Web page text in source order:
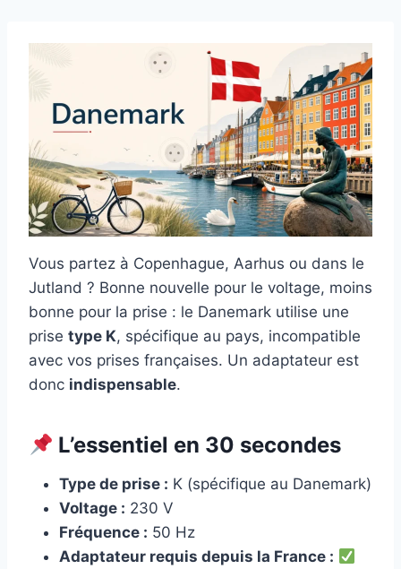
Vous partez à Copenhague, Aarhus ou dans le
Jutland ? Bonne nouvelle pour le voltage, moins
bonne pour la prise : le Danemark utilise une
prise type K, spécifique au pays, incompatible
avec vos prises françaises. Un adaptateur est
donc indispensable.
L’essentiel en 30 secondes
Type de prise : K (spécifique au Danemark)
Voltage : 230 V
Fréquence : 50 Hz
Adaptateur requis depuis la France :